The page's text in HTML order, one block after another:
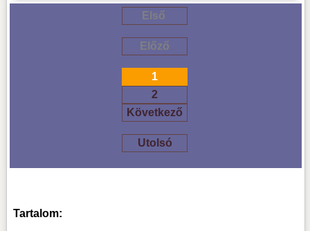
Első
Előző
1
2
Következő
Utolsó
Tartalom: